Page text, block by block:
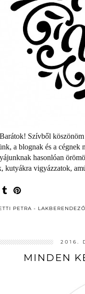
Szívből
a blognak és a
hasonlóan
kutyákra vigyázzatok,
PETRA - LAKBERENDEZŐ
2016.
MINDEN